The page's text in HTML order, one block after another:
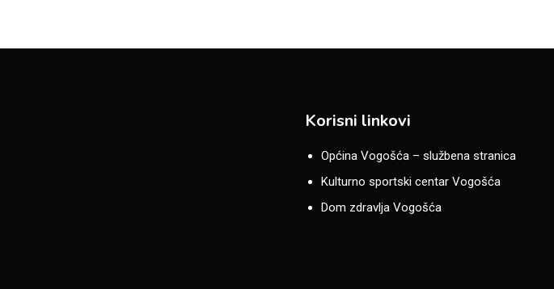
Korisni linkovi
Općina Vogošća – službena stranica
Kulturno sportski centar Vogošća
Dom zdravlja Vogošća